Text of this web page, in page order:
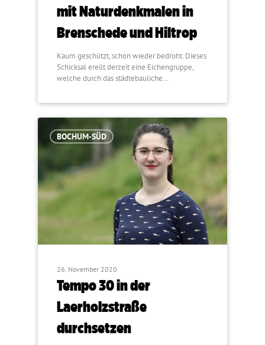
mit Naturdenkmalen in
Brenschede und Hiltrop
Kaum geschützt, schon wieder bedroht. Dieses
Schicksal ereilt derzeit eine Eichengruppe,
welche durch das städtebauliche…
BOCHUM-SÜD
26. November 2020
Tempo 30 in der
Laerholzstraße
durchsetzen